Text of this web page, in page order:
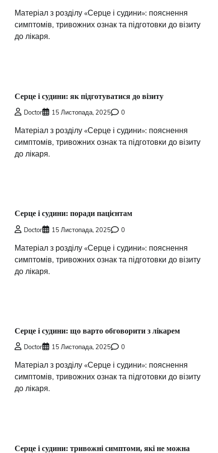
Матеріал з розділу «Серце і судини»: пояснення
симптомів, тривожних ознак та підготовки до візиту
до лікаря.
Серце і судини: як підготуватися до візиту
Doctor 15 Листопада, 2025 0
Матеріал з розділу «Серце і судини»: пояснення
симптомів, тривожних ознак та підготовки до візиту
до лікаря.
Серце і судини: поради пацієнтам
Doctor 15 Листопада, 2025 0
Матеріал з розділу «Серце і судини»: пояснення
симптомів, тривожних ознак та підготовки до візиту
до лікаря.
Серце і судини: що варто обговорити з лікарем
Doctor 15 Листопада, 2025 0
Матеріал з розділу «Серце і судини»: пояснення
симптомів, тривожних ознак та підготовки до візиту
до лікаря.
Серце і судини: тривожні симптоми, які не можна